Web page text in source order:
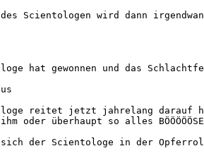
des Scientologen wird dann
hat gewonnen und das
reitet jetzt jahrelang darauf
oder überhaupt so alles
sich der Scientologe in der